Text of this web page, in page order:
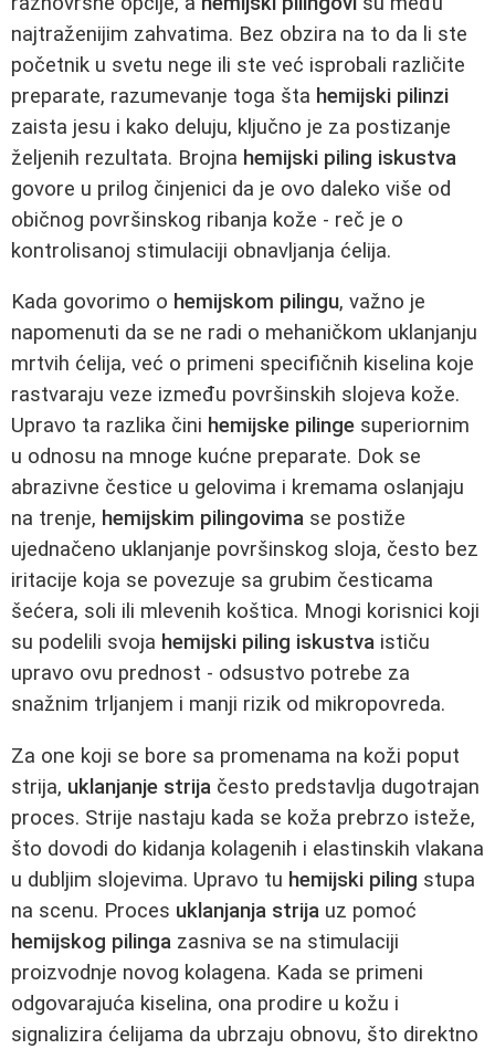
najtraženijim zahvatima. Bez obzira na to da li ste
početnik u svetu nege ili ste već isprobali različite
preparate, razumevanje toga šta hemijski pilinzi
zaista jesu i kako deluju, ključno je za postizanje
željenih rezultata. Brojna hemijski piling iskustva
govore u prilog činjenici da je ovo daleko više od
običnog površinskog ribanja kože - reč je o
kontrolisanoj stimulaciji obnavljanja ćelija.
Kada govorimo o hemijskom pilingu, važno je
napomenuti da se ne radi o mehaničkom uklanjanju
mrtvih ćelija, već o primeni specifičnih kiselina koje
rastvaraju veze između površinskih slojeva kože.
Upravo ta razlika čini hemijske pilinge superiornim
u odnosu na mnoge kućne preparate. Dok se
abrazivne čestice u gelovima i kremama oslanjaju
na trenje, hemijskim pilingovima se postiže
ujednačeno uklanjanje površinskog sloja, često bez
iritacije koja se povezuje sa grubim česticama
šećera, soli ili mlevenih koštica. Mnogi korisnici koji
su podelili svoja hemijski piling iskustva ističu
upravo ovu prednost - odsustvo potrebe za
snažnim trljanjem i manji rizik od mikropovreda.
Za one koji se bore sa promenama na koži poput
strija, uklanjanje strija često predstavlja dugotrajan
proces. Strije nastaju kada se koža prebrzo isteže,
što dovodi do kidanja kolagenih i elastinskih vlakana
u dubljim slojevima. Upravo tu hemijski piling stupa
na scenu. Proces uklanjanja strija uz pomoć
hemijskog pilinga zasniva se na stimulaciji
proizvodnje novog kolagena. Kada se primeni
odgovarajuća kiselina, ona prodire u kožu i
signalizira ćelijama da ubrzaju obnovu, što direktno